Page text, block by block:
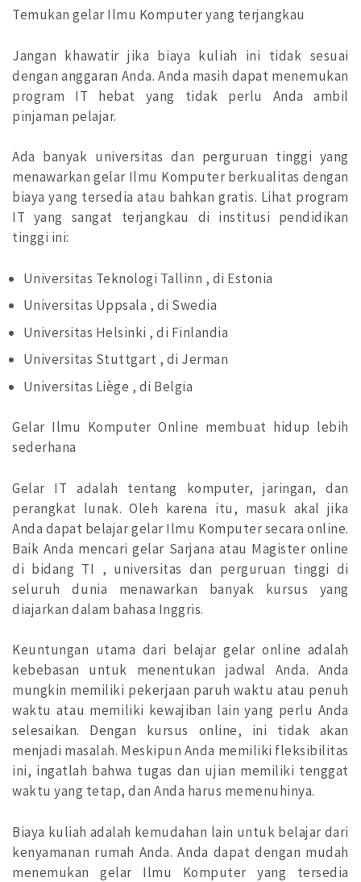
Temukan gelar Ilmu Komputer yang terjangkau
Jangan khawatir jika biaya kuliah ini tidak sesuai
dengan anggaran Anda. Anda masih dapat menemukan
program IT hebat yang tidak perlu Anda ambil
pinjaman pelajar.
Ada banyak universitas dan perguruan tinggi yang
menawarkan gelar Ilmu Komputer berkualitas dengan
biaya yang tersedia atau bahkan gratis. Lihat program
IT yang sangat terjangkau di institusi pendidikan
tinggi ini:
Universitas Teknologi Tallinn , di Estonia
Universitas Uppsala , di Swedia
Universitas Helsinki , di Finlandia
Universitas Stuttgart , di Jerman
Universitas Liège , di Belgia
Gelar Ilmu Komputer Online membuat hidup lebih
sederhana
Gelar IT adalah tentang komputer, jaringan, dan
perangkat lunak. Oleh karena itu, masuk akal jika
Anda dapat belajar gelar Ilmu Komputer secara online.
Baik Anda mencari gelar Sarjana atau Magister online
di bidang TI , universitas dan perguruan tinggi di
seluruh dunia menawarkan banyak kursus yang
diajarkan dalam bahasa Inggris.
Keuntungan utama dari belajar gelar online adalah
kebebasan untuk menentukan jadwal Anda. Anda
mungkin memiliki pekerjaan paruh waktu atau penuh
waktu atau memiliki kewajiban lain yang perlu Anda
selesaikan. Dengan kursus online, ini tidak akan
menjadi masalah. Meskipun Anda memiliki fleksibilitas
ini, ingatlah bahwa tugas dan ujian memiliki tenggat
waktu yang tetap, dan Anda harus memenuhinya.
Biaya kuliah adalah kemudahan lain untuk belajar dari
kenyamanan rumah Anda. Anda dapat dengan mudah
menemukan gelar Ilmu Komputer yang tersedia